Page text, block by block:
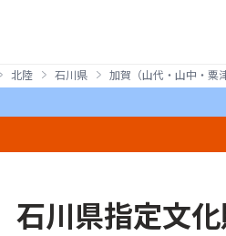
北陸 石川県 加賀（山代・山中・粟
石川県指定文